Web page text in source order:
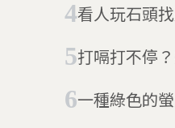
看人玩石頭
打嗝打不停
一種綠色的